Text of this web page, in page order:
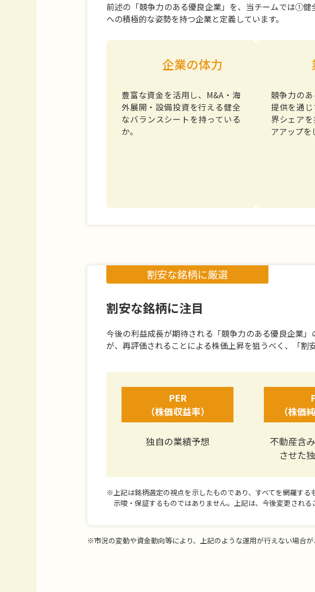
前述の「競争力のある優良企業」を、当チームでは①
への積極的な姿勢を持つ企業と定義しています。
企業の体力
豊富な資金を活用し、M&A・海
外展開・設備投資を行える健全
なバランスシートを持っている
か。
競争力の
提供を通
界シェア
アアップを
割安な銘柄に厳選
割安な銘柄に注目
今後の利益成長が期待される「競争力のある優良企業
が、再評価されることによる株価上昇を狙うべく、「割
PER
（株価収益率）
独自の業績予想
（株価
不動産含
させた
※上記は銘柄選定の視点を示したものであり、すべてを網羅す
示唆・保証するものではありません。上記は、今後変更される
※市況の変動や資金動向等により、上記のような運用が行えない場合が